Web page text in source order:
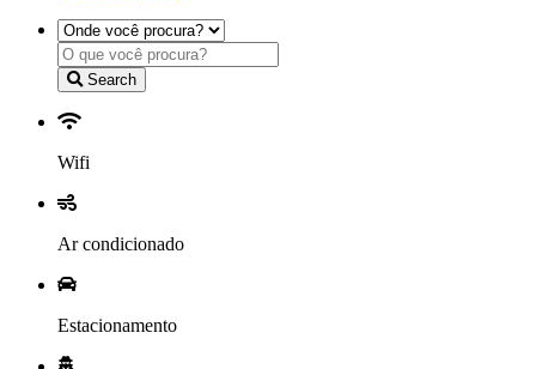
Search
Wifi
Ar condicionado
Estacionamento